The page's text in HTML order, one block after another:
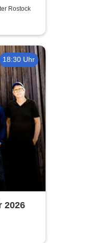
Rostock
18:30 Uhr
2026